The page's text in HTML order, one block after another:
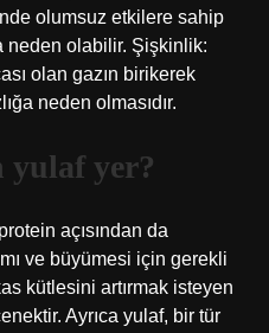
olumsuz etkilere sahip
neden olabilir. Şişkinlik:
olan gazın birikerek
neden olmasıdır.
yulaf yer?
açısından da
ve büyümesi için gerekli
kütlesini artırmak isteyen
Ayrıca yulaf, bir tür